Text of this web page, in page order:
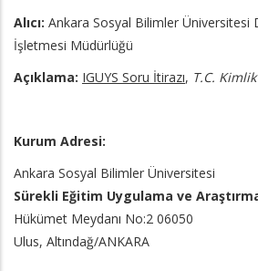
Alıcı: Ankara Sosyal Bilimler Üniversitesi
İşletmesi Müdürlüğü
Açıklama: IGUYS Soru İtirazı, T.C.
Kurum Adresi:
Ankara Sosyal Bilimler Üniversitesi
Sürekli Eğitim Uygulama ve
Hükümet Meydanı No:2 06050
Ulus, Altındağ/ANKARA